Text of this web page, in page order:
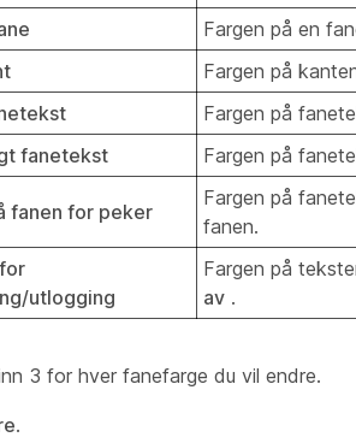
Fargen på en
Fargen på
Fargen på
fanetekst
Fargen på
fanen for peker
Fargen på
fanen.
utlogging
Fargen på
av .
3 for hver fanefarge du vil endre.
.